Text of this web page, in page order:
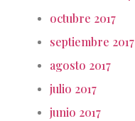
octubre 2017
septiembre 2017
agosto 2017
julio 2017
junio 2017